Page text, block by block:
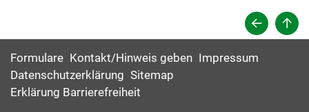
Formulare Kontakt/Hinweis geben Impressum
Datenschutzerklärung Sitemap
Erklärung Barrierefreiheit